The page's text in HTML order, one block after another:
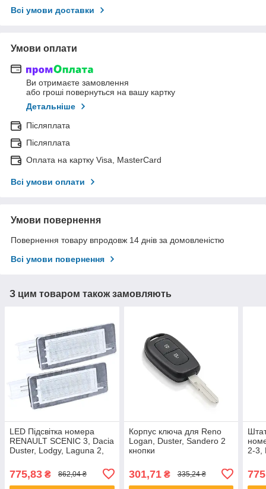
Всі умови доставки
Умови оплати
Ви отримаєте замовлення
або гроші повернуться на вашу картку
Детальніше
Післяплата
Післяплата
Оплата на картку Visa, MasterCard
Всі умови оплати
Умови повернення
Повернення товару впродовж 14 днів за домовленістю
Всі умови повернення
З цим товаром також замовляють
LED Підсвітка номера
RENAULT SCENIC 3, Dacia
Duster, Lodgy, Laguna 2,
775,83 ₴ 862,04 ₴
Корпус ключа для Reno
Logan, Duster, Sandero 2
кнопки
301,71₴ 335,24 ₴
2-3,